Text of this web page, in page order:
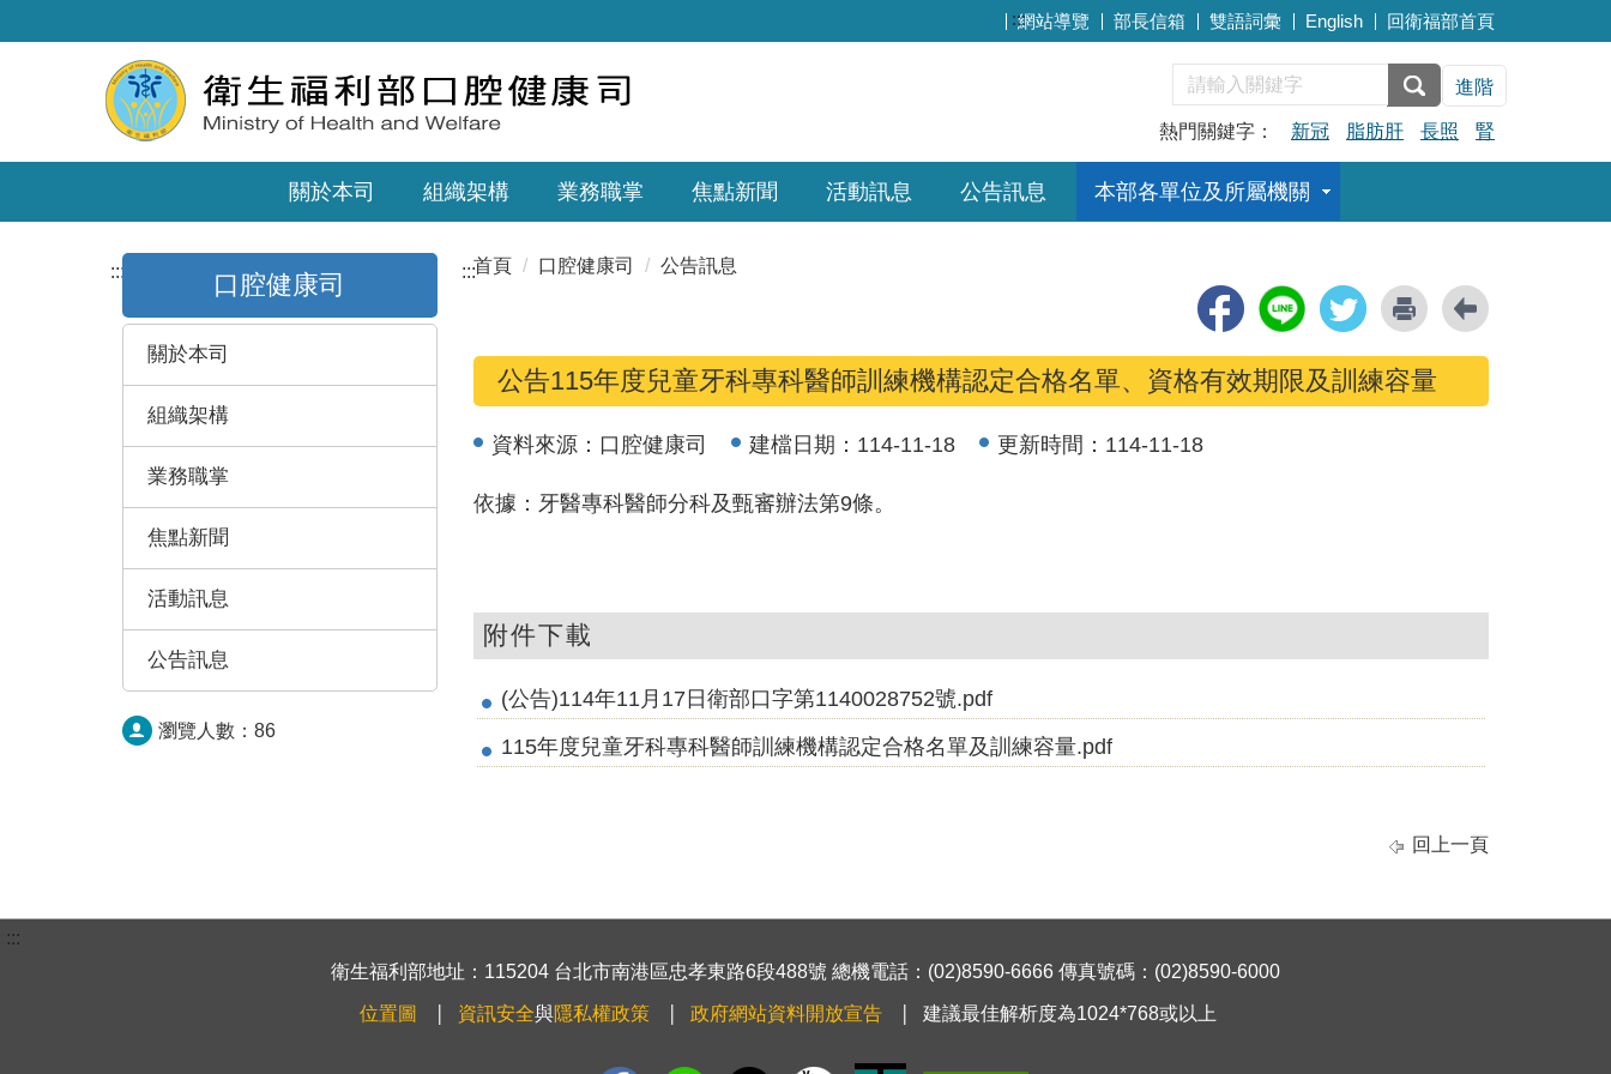
:::網站導覽 部長信箱 雙語詞彙 English 回衛福部首頁
進階
熱門關鍵字： 新冠 脂肪肝 長照 腎
關於本司 組織架構 業務職掌 焦點新聞 活動訊息 公告訊息 本部各單位及所屬機關
::: 口腔健康司
關於本司
組織架構
業務職掌
焦點新聞
活動訊息
公告訊息
瀏覽人數： 86
:::首頁 口腔健康司 公告訊息
公告115年度兒童牙科專科醫師訓練機構認定合格名單、資格有效期限及訓練容量
資料來源： 口腔健康司 建檔日期： 114-11-18 更新時間： 114-11-18
依據：牙醫專科醫師分科及甄審辦法第9條。
附件下載
(公告)114年11月17日衛部口字第1140028752號.pdf
115年度兒童牙科專科醫師訓練機構認定合格名單及訓練容量.pdf
回上一頁
:::
衛生福利部地址：115204 台北市南港區忠孝東路6段488號 總機電話：(02)8590-6666 傳真號碼：(02)8590-6000
位置圖 資訊安全與隱私權政策 政府網站資料開放宣告 建議最佳解析度為1024*768或以上